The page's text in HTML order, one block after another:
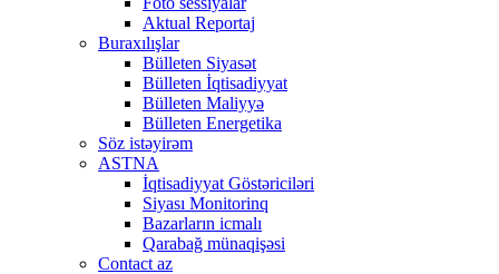
Aktual Reportaj
Buraxılışlar
Bülleten Siyasət
Bülleten İqtisadiyyat
Bülleten Maliyyə
Bülleten Energetika
Söz istəyirəm
ASTNA
İqtisadiyyat Göstəriciləri
Siyası Monitorinq
Bazarların icmalı
Qarabağ münaqişəsi
Contact az